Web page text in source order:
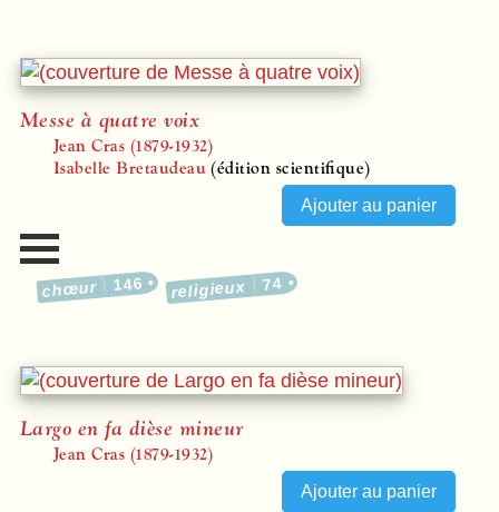
Messe à quatre voix
Jean Cras (1879-1932)
Isabelle Bretaudeau (édition scientifique)
chœur 146 religieux 74
Largo en fa dièse mineur
Jean Cras (1879-1932)